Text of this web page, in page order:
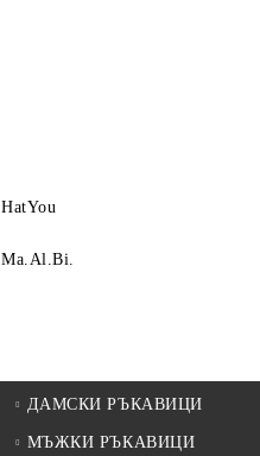
HatYou
Ma.Al.Bi.
ДАМСКИ РЪКАВИЦИ
МЪЖКИ РЪКАВИЦИ